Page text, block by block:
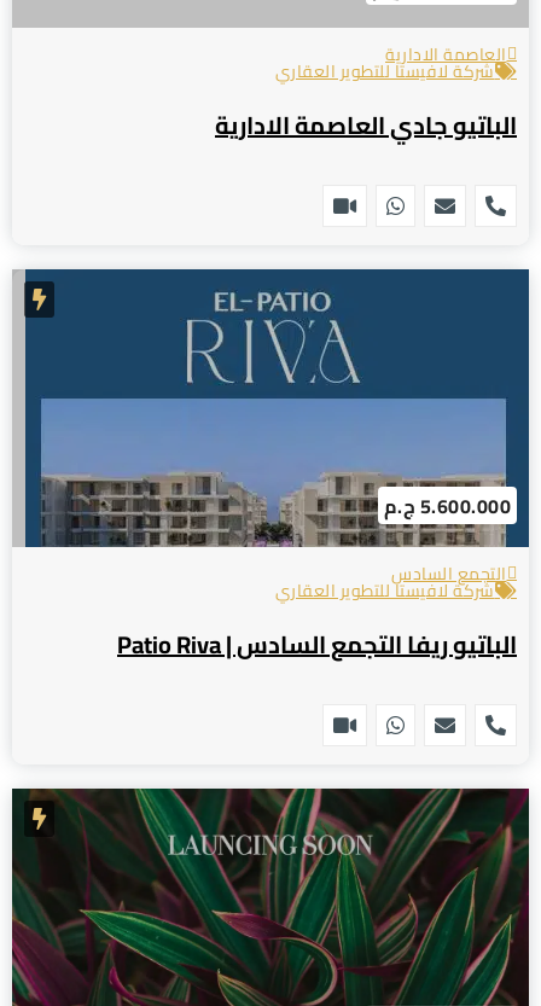
العاصمة الادارية
شركة لافيستا للتطوير العقاري
الباتيو جادي العاصمة الادارية
5.600.000 ج.م
التجمع السادس
شركة لافيستا للتطوير العقاري
الباتيو ريفا التجمع السادس | Patio Riva